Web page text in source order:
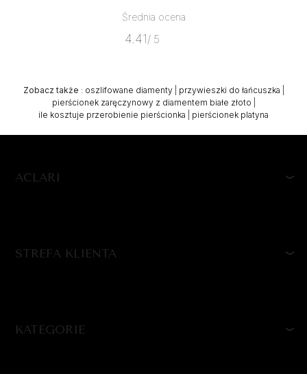
Średnia ocena
4.41/ 5
Zobacz także : oszlifowane diamenty| przywieszki do łańcuszka
pierścionek zaręczynowy z diamentem białe złoto
ile kosztuje przerobienie pierścionka
pierścionek platyna
ACLARI
STREFA KLIENTA
KATEGORIE